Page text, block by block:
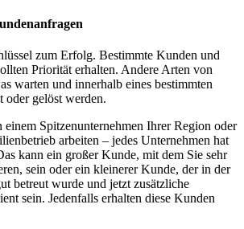
zum Erfolg. Bestimmte Kunden und
Priorität erhalten. Andere Arten von
warten und innerhalb eines bestimmten
oder gelöst werden.
Spitzenunternehmen Ihrer Region oder
arbeiten – jedes Unternehmen hat
kann ein großer Kunde, mit dem Sie sehr
sein oder ein kleinerer Kunde, der in der
betreut wurde und jetzt zusätzliche
sein. Jedenfalls erhalten diese Kunden